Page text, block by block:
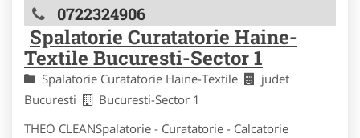
0722324906
Spalatorie Curatatorie Haine-
Textile Bucuresti-Sector 1
Spalatorie Curatatorie Haine-Textile
judet
Bucuresti
Bucuresti-Sector 1
THEO CLEANSpalatorie - Curatatorie - Calcatorie